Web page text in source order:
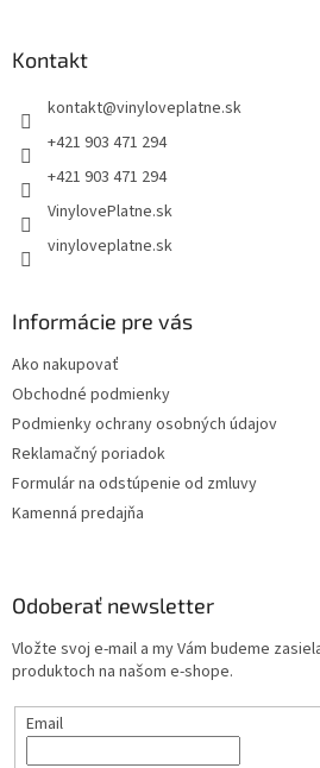
Kontakt
kontakt@vinyloveplatne.sk
+421 903 471 294
+421 903 471 294
VinylovePlatne.sk
vinyloveplatne.sk
Informácie pre vás
Ako nakupovať
Obchodné podmienky
Podmienky ochrany osobných údajov
Reklamačný poriadok
Formulár na odstúpenie od zmluvy
Kamenná predajňa
Odoberať newsletter
Vložte svoj e-mail a my Vám budeme
produktoch na našom e-shope.
Email